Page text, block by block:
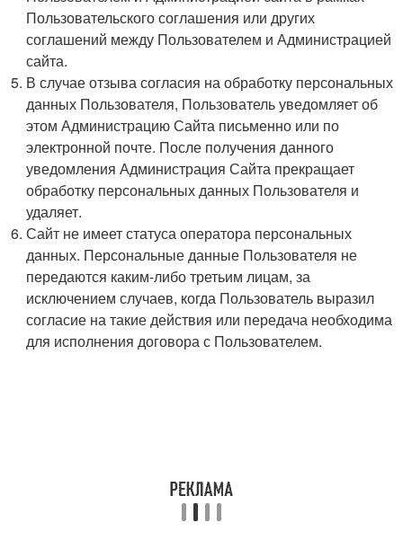
Пользовательского соглашения или других
соглашений между Пользователем и Администрацией
сайта.
В случае отзыва согласия на обработку персональных
данных Пользователя, Пользователь уведомляет об
этом Администрацию Сайта письменно или по
электронной почте. После получения данного
уведомления Администрация Сайта прекращает
обработку персональных данных Пользователя и
удаляет.
Сайт не имеет статуса оператора персональных
данных. Персональные данные Пользователя не
передаются каким-либо третьим лицам, за
исключением случаев, когда Пользователь выразил
согласие на такие действия или передача необходима
для исполнения договора с Пользователем.